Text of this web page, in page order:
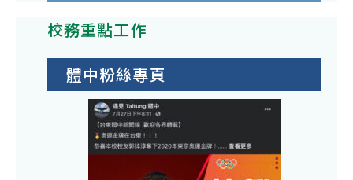
校務重點工作
體中粉絲專頁